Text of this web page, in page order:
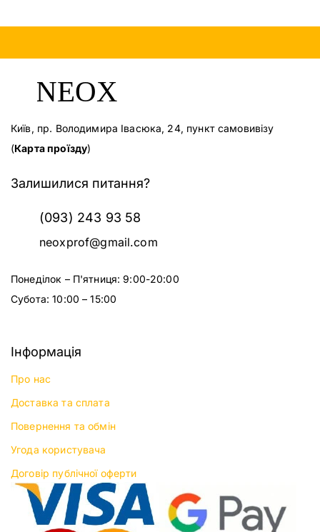
Київ, пр. Володимира Івасюка, 24, пункт самовивізу
(Карта проїзду)
Залишилися питання?
(093) 243 93 58
neoxprof@gmail.com
Понеділок – П'ятниця: 9:00-20:00
Субота: 10:00 – 15:00
Інформація
Про нас
Доставка та сплата
Повернення та обмін
Угода користувача
Договір публічної оферти